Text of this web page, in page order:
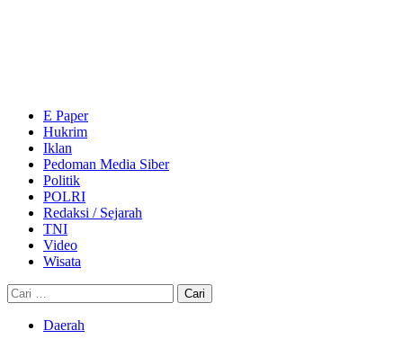
E Paper
Hukrim
Iklan
Pedoman Media Siber
Politik
POLRI
Redaksi / Sejarah
TNI
Video
Wisata
Cari
untuk:
Daerah